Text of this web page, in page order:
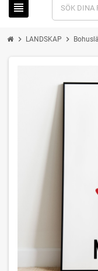
view_headline
chevron_right LANDSKAP chevron_right